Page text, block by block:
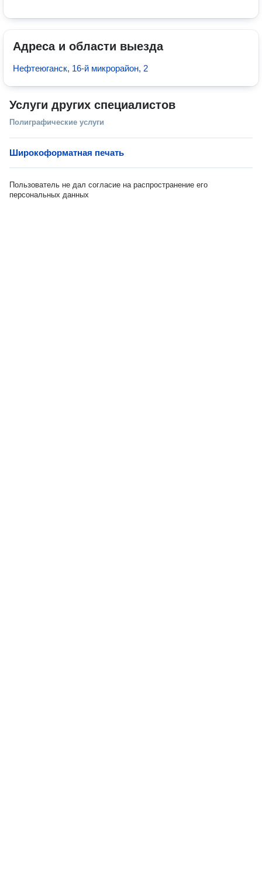
Адреса и области выезда
Нефтеюганск, 16-й микрорайон, 2
Услуги других специалистов
Полиграфические услуги
Широкоформатная печать
Пользователь не дал согласие на распространение его
персональных данных